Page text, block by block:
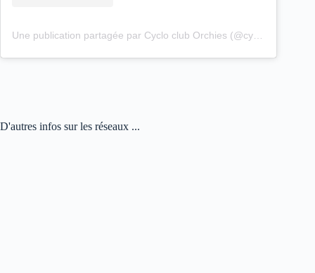
D'autres infos sur les réseaux ...